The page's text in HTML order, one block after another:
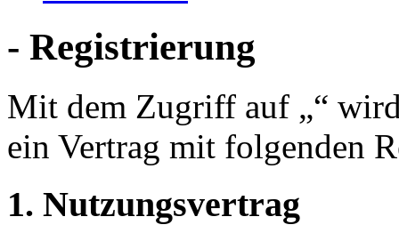
- Registrierung
Mit dem Zugriff auf „“
ein Vertrag mit folgenden
1. Nutzungsvertrag